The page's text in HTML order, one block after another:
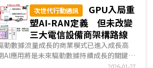
for AI」的次世代通訊商機。在此趨
場的競爭正朝向整合固網、行動與衛星
Convergence；FMSC)三網模式發
次世代行動通訊
GPU入局重
塑AI-RAN定義 但未改變
三大電信設備商架構路線
動數據流量成長的商業模式已進入成長高
AI應用將是未來驅動數據持續成長的關鍵動
近期電信設備商積極布局GPU-base...2026-01-27